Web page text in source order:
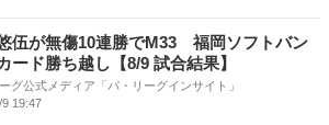
伍が無傷10連勝でM33 福岡ソフトバン
ード勝ち越し【8/9 試合結果】
グ公式メディア「パ・リーグインサイト」
19:47